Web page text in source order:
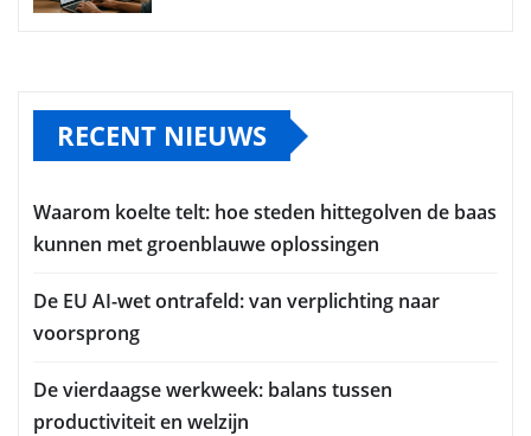
RECENT NIEUWS
Waarom koelte telt: hoe steden hittegolven de baas
kunnen met groenblauwe oplossingen
De EU AI-wet ontrafeld: van verplichting naar
voorsprong
De vierdaagse werkweek: balans tussen
productiviteit en welzijn